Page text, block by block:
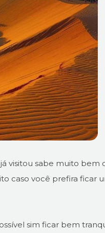
visitou sabe muito bem
caso você prefira ficar
sim ficar bem